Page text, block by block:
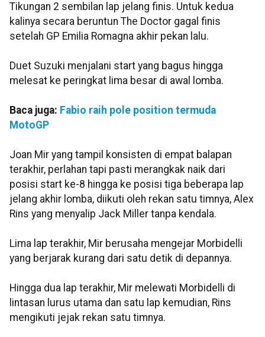
Tikungan 2 sembilan lap jelang finis. Untuk kedua
kalinya secara beruntun The Doctor gagal finis
setelah GP Emilia Romagna akhir pekan lalu.
Duet Suzuki menjalani start yang bagus hingga
melesat ke peringkat lima besar di awal lomba.
Baca juga: Fabio raih pole position termuda
MotoGP
Joan Mir yang tampil konsisten di empat balapan
terakhir, perlahan tapi pasti merangkak naik dari
posisi start ke-8 hingga ke posisi tiga beberapa lap
jelang akhir lomba, diikuti oleh rekan satu timnya, Alex
Rins yang menyalip Jack Miller tanpa kendala.
Lima lap terakhir, Mir berusaha mengejar Morbidelli
yang berjarak kurang dari satu detik di depannya.
Hingga dua lap terakhir, Mir melewati Morbidelli di
lintasan lurus utama dan satu lap kemudian, Rins
mengikuti jejak rekan satu timnya.